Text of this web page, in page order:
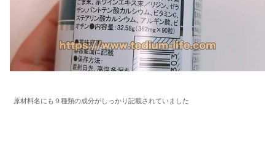
原材料名にも９種類の成分がしっかり記載されていました